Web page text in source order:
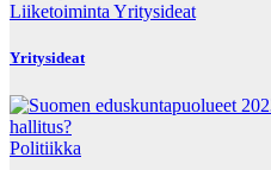
Liiketoiminta Yritysideat
Yritysideat
Politiikka